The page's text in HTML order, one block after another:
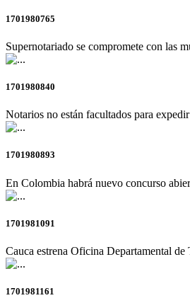
1701980765
Supernotariado se compromete con las
1701980840
Notarios no están facultados para
1701980893
En Colombia habrá nuevo concurso
1701981091
Cauca estrena Oficina Departamental de
1701981161